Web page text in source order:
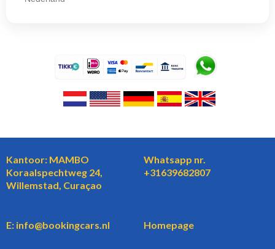
Kantoor: MAMBO
Koraalspechtweg 24,
Willemstad, Curaçao
Whatsapp nr.
+31639682807
E: info@bookingcars.nl Homepage